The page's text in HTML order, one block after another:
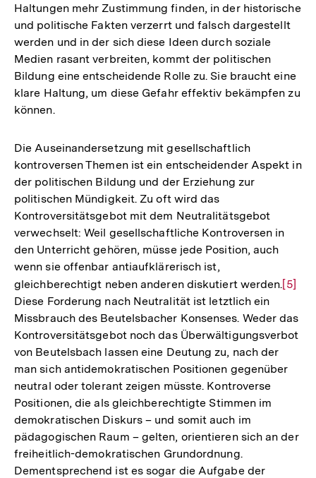
Haltungen mehr Zustimmung finden, in der historische
und politische Fakten verzerrt und falsch dargestellt
werden und in der sich diese Ideen durch soziale
Medien rasant verbreiten, kommt der politischen
Bildung eine entscheidende Rolle zu. Sie braucht eine
klare Haltung, um diese Gefahr effektiv bekämpfen zu
können.
Die Auseinandersetzung mit gesellschaftlich
kontroversen Themen ist ein entscheidender Aspekt in
der politischen Bildung und der Erziehung zur
politischen Mündigkeit. Zu oft wird das
Kontroversitätsgebot mit dem Neutralitätsgebot
verwechselt: Weil gesellschaftliche Kontroversen in
den Unterricht gehören, müsse jede Position, auch
wenn sie offenbar antiaufklärerisch ist,
gleichberechtigt neben anderen diskutiert werden.Zur
der
[5]
Diese Forderung nach Neutralität ist letztlich ein
Missbrauch des Beutelsbacher Konsenses. Weder das
Kontroversitätsgebot noch das Überwältigungsverbot
von Beutelsbach lassen eine Deutung zu, nach der
man sich antidemokratischen Positionen gegenüber
neutral oder tolerant zeigen müsste. Kontroverse
Positionen, die als gleichberechtigte Stimmen im
demokratischen Diskurs – und somit auch im
pädagogischen Raum – gelten, orientieren sich an der
freiheitlich-demokratischen Grundordnung.
Dementsprechend ist es sogar die Aufgabe der